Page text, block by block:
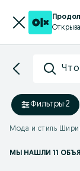
Фильтры·2
Мода и стиль
МЫ НАШЛИ 11